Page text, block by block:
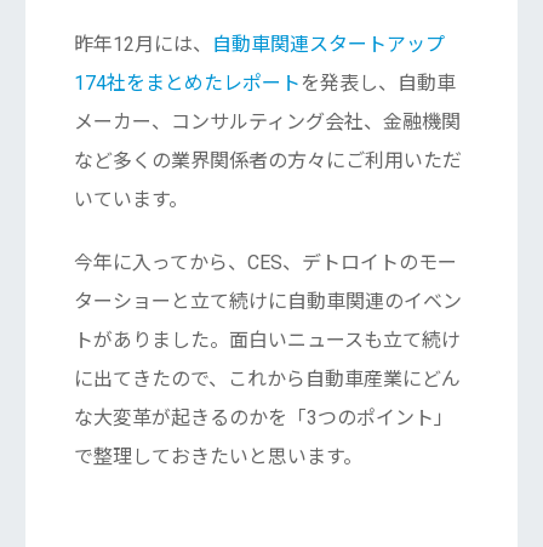
昨年12月には、
自動車関連スタートアップ
174社をまとめたレポート を発表し、自動車
メーカー、コンサルティング会社、金融機関
など多くの業界関係者の方々にご利用いただ
いています。
今年に入ってから、CES、デトロイトのモー
ターショーと立て続けに自動車関連のイベン
トがありました。面白いニュースも立て続け
に出てきたので、これから自動車産業にどん
な大変革が起きるのかを「3つのポイント」
で整理しておきたいと思います。